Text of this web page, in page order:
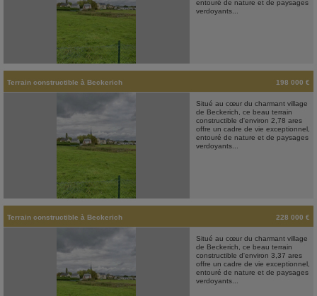
entouré de nature et de paysages
verdoyants...
Terrain constructible à Beckerich 198 000 €
Situé au cœur du charmant village
de Beckerich, ce beau terrain
constructible d'environ 2,78 ares
offre un cadre de vie exceptionnel,
entouré de nature et de paysages
verdoyants...
Terrain constructible à Beckerich 228 000 €
Situé au cœur du charmant village
de Beckerich, ce beau terrain
constructible d'environ 3,37 ares
offre un cadre de vie exceptionnel,
entouré de nature et de paysages
verdoyants...